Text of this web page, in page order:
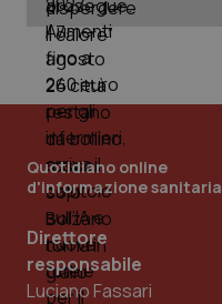
Quotidiano online
d'informazione sanitaria
Direttore
responsabile
Luciano Fassari
_ga